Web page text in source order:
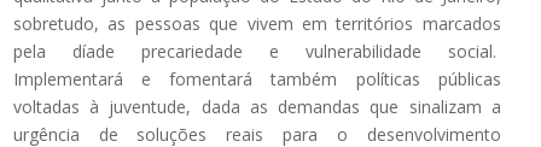
sobretudo, as pessoas que vivem em territórios marcados
pela díade precariedade e vulnerabilidade social.
Implementará e fomentará também políticas públicas
voltadas à juventude, dada as demandas que sinalizam a
urgência de soluções reais para o desenvolvimento